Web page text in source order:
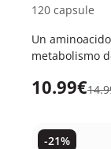
120 capsule
Un
metabolismo
10.99€
-21%